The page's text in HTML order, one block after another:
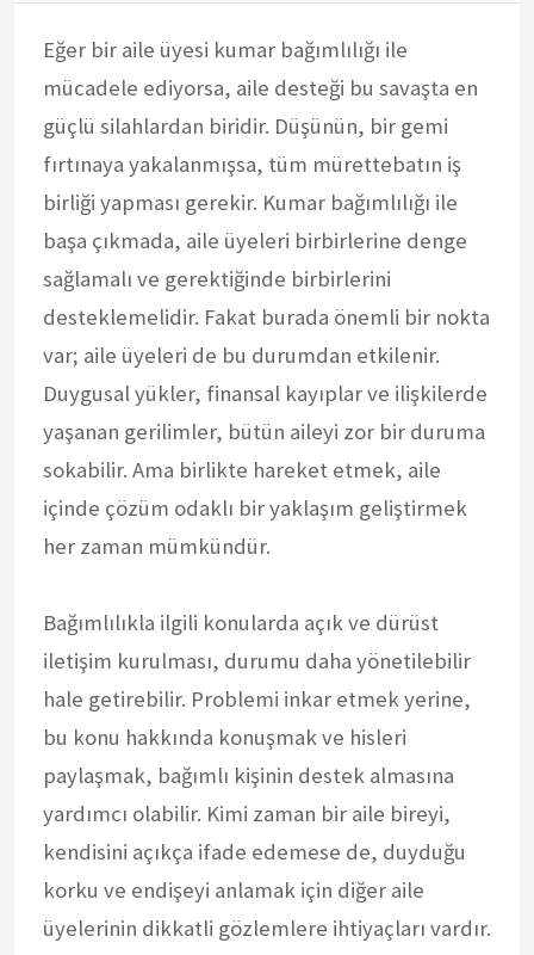
Eğer bir aile üyesi kumar bağımlılığı ile
mücadele ediyorsa, aile desteği bu savaşta en
güçlü silahlardan biridir. Düşünün, bir gemi
fırtınaya yakalanmışsa, tüm mürettebatın iş
birliği yapması gerekir. Kumar bağımlılığı ile
başa çıkmada, aile üyeleri birbirlerine denge
sağlamalı ve gerektiğinde birbirlerini
desteklemelidir. Fakat burada önemli bir nokta
var; aile üyeleri de bu durumdan etkilenir.
Duygusal yükler, finansal kayıplar ve ilişkilerde
yaşanan gerilimler, bütün aileyi zor bir duruma
sokabilir. Ama birlikte hareket etmek, aile
içinde çözüm odaklı bir yaklaşım geliştirmek
her zaman mümkündür.
Bağımlılıkla ilgili konularda açık ve dürüst
iletişim kurulması, durumu daha yönetilebilir
hale getirebilir. Problemi inkar etmek yerine,
bu konu hakkında konuşmak ve hisleri
paylaşmak, bağımlı kişinin destek almasına
yardımcı olabilir. Kimi zaman bir aile bireyi,
kendisini açıkça ifade edemese de, duyduğu
korku ve endişeyi anlamak için diğer aile
üyelerinin dikkatli gözlemlere ihtiyaçları vardır.